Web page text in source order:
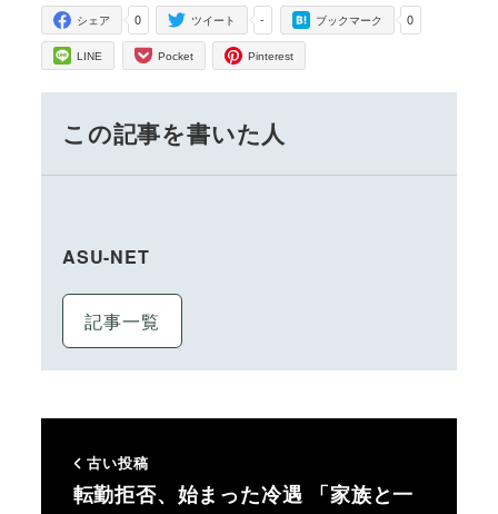
0
シェア -
ツイート 0
ブックマーク
LINE Pocket Pinterest
この記事を書いた人
ASU-NET
記事一覧
古い投稿
転勤拒否、始まった冷遇 「家族と一